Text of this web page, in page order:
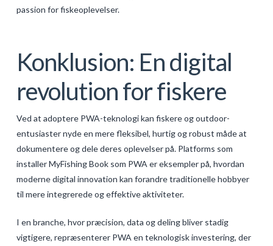
passion for fiskeoplevelser.
Konklusion: En digital
revolution for fiskere
Ved at adoptere PWA-teknologi kan fiskere og outdoor-
entusiaster nyde en mere fleksibel, hurtig og robust måde at
dokumentere og dele deres oplevelser på. Platforms som
installer MyFishing Book som PWA er eksempler på, hvordan
moderne digital innovation kan forandre traditionelle hobbyer
til mere integrerede og effektive aktiviteter.
I en branche, hvor præcision, data og deling bliver stadig
vigtigere, repræsenterer PWA en teknologisk investering, der